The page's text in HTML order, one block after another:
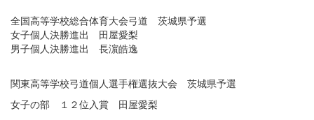
全国高等学校総合体育大会弓道 茨城県予選
女子個人決勝進出 田屋愛梨
男子個人決勝進出 長濵皓逸
関東高等学校弓道個人選手権選抜大会 茨城県予選
女子の部 １２位入賞 田屋愛梨